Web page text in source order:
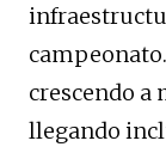
crescendo a
llegando